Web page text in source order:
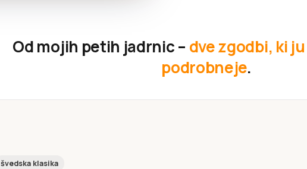
Od mojih petih jadrnic – dve zgodbi, ki
podrobneje.
švedska klasika